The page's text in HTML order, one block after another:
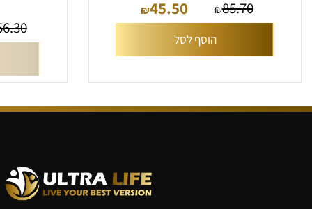
מק"ט: 5677453
₪85.70
₪45.50
הוסף לסל
₪156.30